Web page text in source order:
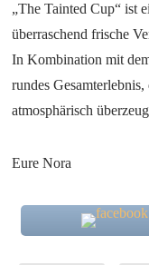
„The Tainted Cup“ ist
überraschend frische
In Kombination mit
rundes
atmosphärisch
Eure Nora